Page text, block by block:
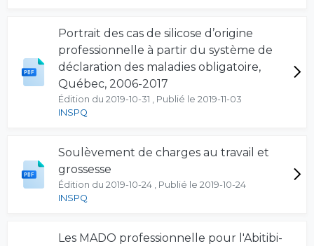
Portrait des cas de silicose d’origine
professionnelle à partir du système de
déclaration des maladies obligatoire,
Québec, 2006-2017
Édition du 2019-10-31 , Publié le 2019-11-03
INSPQ
Soulèvement de charges au travail et
grossesse
Édition du 2019-10-24 , Publié le 2019-10-24
INSPQ
Les MADO professionnelle pour l'Abitibi-